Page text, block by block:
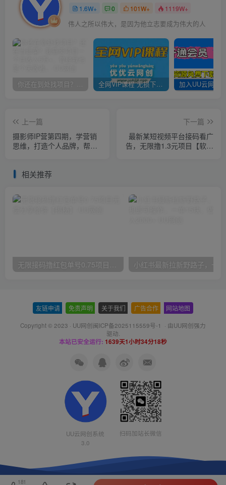
1.6W+ 0 101W+ 1119W+
伟人之所以伟大，是因为他立志要成为伟大的人
你还在到处找项目？还在当韭菜？我靠卖项目一个月收入5万+，曾经我也是个失败者。 全网VIP课程 无损下载~
上一篇
摄影师IP营第四期，学营销
思维，打造个人品牌，帮助
下一篇
最新某短视频平台接码看广
告，无限撸1.3元项目【软件
相关推荐
无限接码撸红包单号0.75项目无偿分享给你【揭秘】
友链申请 免责声明 关于我们 广告合作 网站地图
Copyright © 2023 · UU网创闽ICP备2025115559号-1 · 由UU网创强力
驱动.
本站已安全运行: 1639天1小时34分18秒
UU云网创系统
3.0
扫码加站长微信
181